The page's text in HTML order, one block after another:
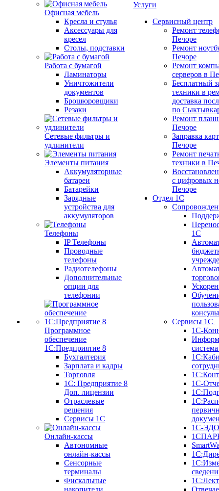
Офисная мебель
Кресла и стулья
Аксессуары для
кресел
Столы, подставки
Работа с бумагой
Ламинаторы
Уничтожители
документов
Брошюровщики
Резаки
Сетевые фильтры и
удлинители
Элементы питания
Аккумуляторные
батареи
Батарейки
Зарядные
устройства для
аккумуляторов
Телефоны
IP Телефоны
Проводные
телефоны
Радиотелефоны
Дополнительные
опции для
телефонии
Программное
обеспечение
1С:Предприятие 8
Бухгалтерия
Зарплата и кадры
Торговля
1C: Предприятие 8
Доп. лицензии
Отраслевые
решения
Сервисы 1С
Онлайн-кассы
Автономные
онлайн-кассы
Сенсорные
терминалы
Фискальные
накопители,
Услуги
Сервисный центр
Ремонт
Печоре
Ремонт
Печоре
Ремонт
серверов в
Бесплатный
техники в
доставка
по
Ремонт
Печоре
Заправка
Печоре
Ремонт
техники в
с цифровых
Печоре
Отдел 1С
1С
Сервисы 1С
1С-
1С-
1С-ЭДО